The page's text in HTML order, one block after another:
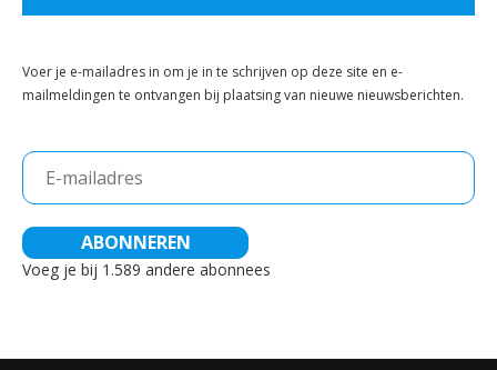
Voer je e-mailadres in om je in te schrijven op deze site en e-
mailmeldingen te ontvangen bij plaatsing van nieuwe nieuwsberichten.
E-
mailadres
ABONNEREN
Voeg je bij 1.589 andere abonnees